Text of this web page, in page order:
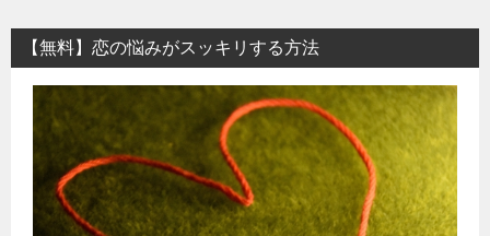
【無料】恋の悩みがスッキリする方法